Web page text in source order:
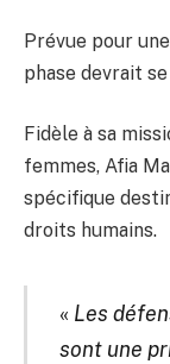
Prévue pour
phase devrait
Fidèle à sa
femmes, Afia
spécifique
droits humains.
« Les
sont une